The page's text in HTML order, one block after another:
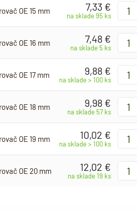
OE 15 mm 7,33 €
na sklade 95 ks
OE 16 mm 7,48 €
na sklade 5 ks
OE 17 mm 9,88 €
na sklade > 100 ks
OE 18 mm 9,98 €
na sklade 57 ks
OE 19 mm 10,02 €
na sklade > 100 ks
OE 20 mm 12,02 €
na sklade 19 ks